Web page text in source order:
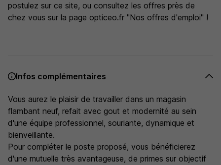
postulez sur ce site, ou consultez les offres près de
chez vous sur la page opticeo.fr "Nos offres d'emploi" !
Infos complémentaires
Vous aurez le plaisir de travailler dans un magasin
flambant neuf, refait avec gout et modernité au sein
d'une équipe professionnel, souriante, dynamique et
bienveillante.
Pour compléter le poste proposé, vous bénéficierez
d'une mutuelle très avantageuse, de primes sur objectif